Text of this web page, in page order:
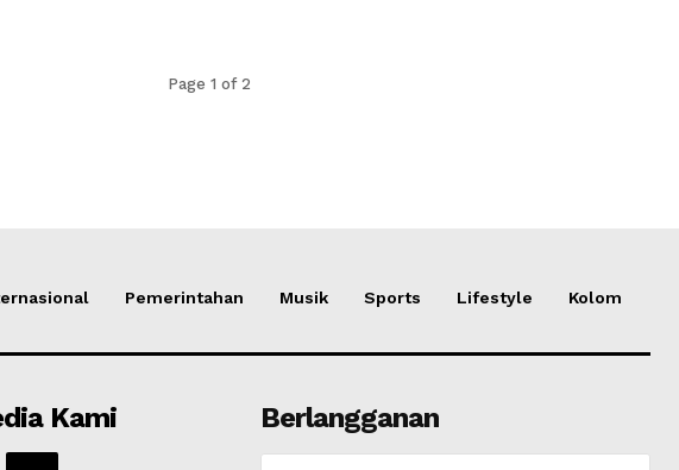
Page 1 of 2
Pemerintahan Musik Sports Lifestyle Kolom
Kami Berlangganan